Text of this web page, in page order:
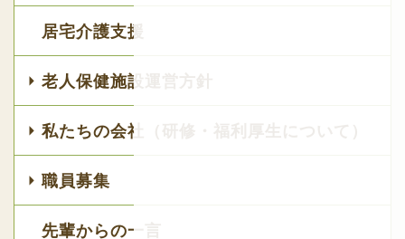
居宅介護支援
老人保健施設運営方針
私たちの会社（研修・福利厚生について）
職員募集
先輩からの一言